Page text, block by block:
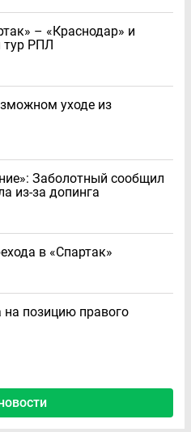
– «Краснодар» и
тур РПЛ
уходе из
Заболотный сообщил
из-за допинга
в «Спартак»
позицию правого